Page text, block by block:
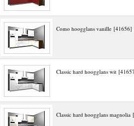
Como hoogglans vanille [41656]
Classic hard hoogglans wit
Classic hard hoogglans magnolia